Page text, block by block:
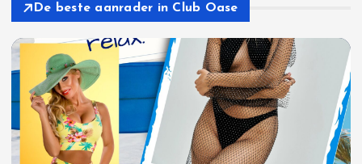
De beste aanrader in Club Oase